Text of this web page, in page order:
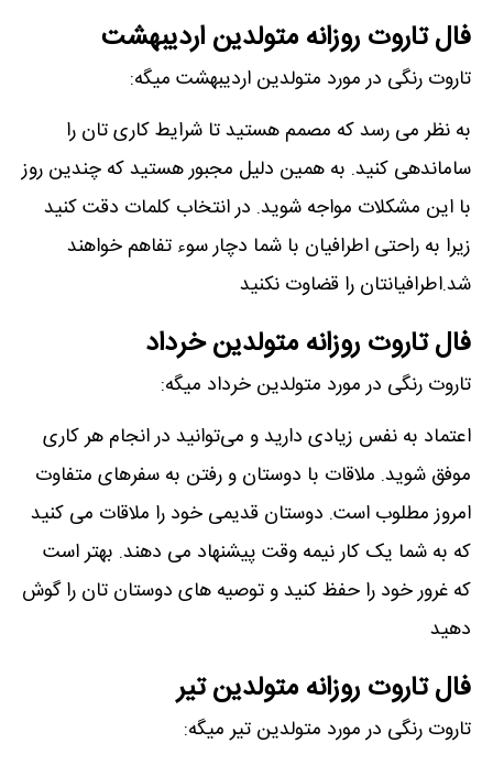
فال تاروت روزانه متولدین اردیبهشت
تاروت رنگی در مورد متولدین اردیبهشت میگه:
به نظر می رسد که مصمم هستید تا شرایط کاری تان را
ساماندهی کنید. به همین دلیل مجبور هستید که چندین روز
با این مشکلات مواجه شوید. در انتخاب کلمات دقت کنید
زیرا به راحتی اطرافیان با شما دچار سوء تفاهم خواهند
شد.اطرافیانتان را قضاوت نکنید
فال تاروت روزانه متولدین خرداد
تاروت رنگی در مورد متولدین خرداد میگه:
اعتماد به نفس زیادی دارید و می‌توانید در انجام هر کاری
موفق شوید. ملاقات با دوستان و رفتن به سفرهای متفاوت
امروز مطلوب است. دوستان قدیمی خود را ملاقات می کنید
که به شما یک کار نیمه وقت پیشنهاد می دهند. بهتر است
که غرور خود را حفظ کنید و توصیه های دوستان تان را گوش
دهید
فال تاروت روزانه متولدین تیر
تاروت رنگی در مورد متولدین تیر میگه: